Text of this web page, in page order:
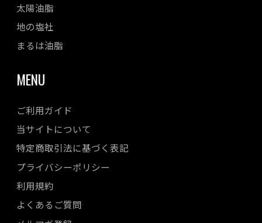
太陽油脂
地の塩社
まるは油脂
MENU
ご利用ガイド
当サイトについて
特定商取引法に基づく表記
プライバシーポリシー
利用規約
よくあるご質問